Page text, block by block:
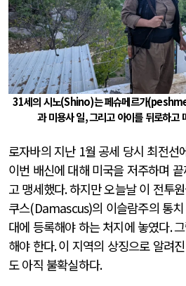
31세의 시노(Shino)는 페슈메르가
과 미용사 일,그리고 아이를 뒤로하고
로자바의 지난 1월 공세 당시 최전선
이번 배신에 대해 미국을 저주하며
고 맹세했다.하지만 오늘날 이 전투
쿠스(Damascus)의 이슬람주의 통
대에 등록해야 하는 처지에 놓였다.
해야 한다.이 지역의 상징으로 알려
도 아직 불확실하다.